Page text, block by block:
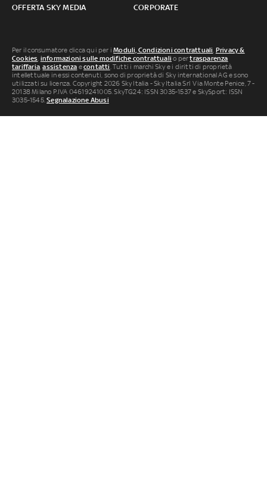
OFFERTA SKY MEDIA CORPORATE
Per il consumatore clicca qui per iModuli, Condizioni contrattuali, Privacy &
Cookies, informazioni sulle modifiche contrattuali o pertrasparenza
tariffaria,assistenza econtatti. Tutti i marchi Sky e i diritti di proprietà
intellettuale in essi contenuti, sono di proprietà di Sky international AG e sono
utilizzati su licenza. Copyright 2026 Sky Italia - Sky Italia Srl Via Monte Penice, 7 -
20138 Milano P.IVA 04619241005. SkyTG24: ISSN 3035-1537 e SkySport: ISSN
3035-1545.Segnalazione Abusi